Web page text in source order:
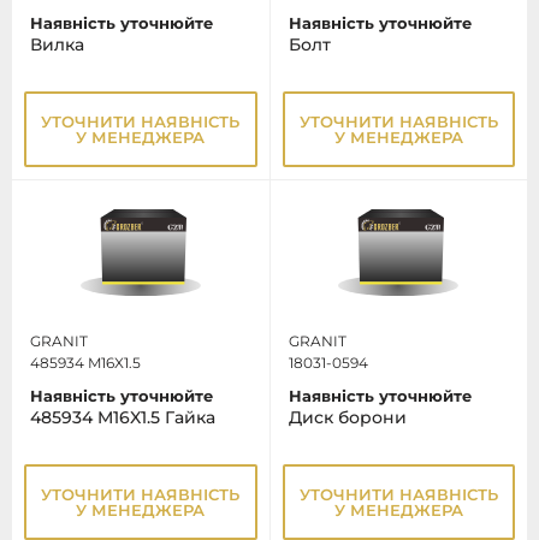
Наявність уточнюйте
Вилка
УТОЧНИТИ НАЯВНІСТЬ
У МЕНЕДЖЕРА
Наявність уточнюйте
Болт
УТОЧНИТИ НАЯВНІСТЬ
У МЕНЕДЖЕРА
GRANIT
485934 M16X1.5
Наявність уточнюйте
485934 M16X1.5 Гайка
УТОЧНИТИ НАЯВНІСТЬ
У МЕНЕДЖЕРА
GRANIT
18031-0594
Наявність уточнюйте
Диск борони
УТОЧНИТИ НАЯВНІСТЬ
У МЕНЕДЖЕРА